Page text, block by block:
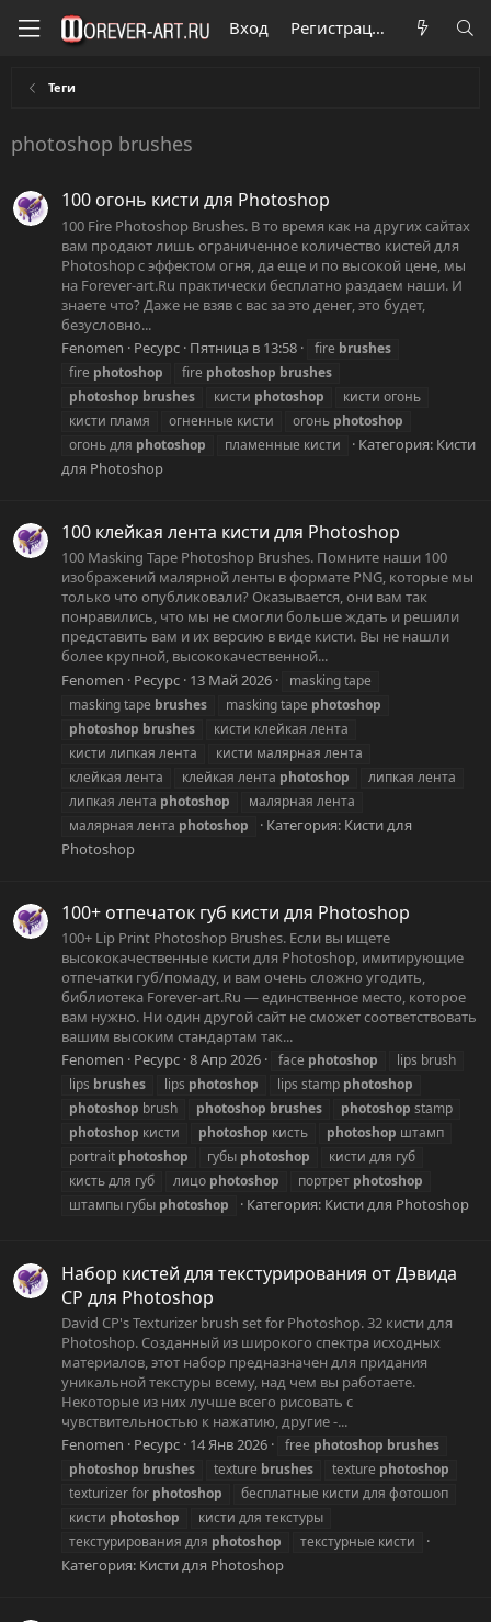
Вход Регистрация
Теги
photoshop brushes
100 огонь кисти для Photoshop
100 Fire Photoshop Brushes. В то время как на других сайтах
вам продают лишь ограниченное количество кистей для
Photoshop с эффектом огня, да еще и по высокой цене, мы
на Forever-art.Ru практически бесплатно раздаем наши. И
знаете что? Даже не взяв с вас за это денег, это будет,
безусловно...
Fenomen
Ресурс Пятница в 13:58 fire brushes
fire photoshop fire photoshop brushes
photoshop brushes кисти photoshop
кисти огонь
кисти пламя
огненные кисти огонь photoshop
огонь для photoshop пламенные кисти Категория: Кисти
для Photoshop
100 клейкая лента кисти для Photoshop
100 Masking Tape Photoshop Brushes. Помните наши 100
изображений малярной ленты в формате PNG, которые мы
только что опубликовали? Оказывается, они вам так
понравились, что мы не смогли больше ждать и решили
представить вам и их версию в виде кисти. Вы не нашли
более крупной, высококачественной...
Fenomen
Ресурс 13 Май 2026
masking tape
masking tape brushes masking tape photoshop
photoshop brushes
кисти клейкая лента
кисти липкая лента
кисти малярная лента
клейкая лента
клейкая лента photoshop
липкая лента
липкая лента photoshop
малярная лента
малярная лента photoshop Категория: Кисти для
Photoshop
100+ отпечаток губ кисти для Photoshop
100+ Lip Print Photoshop Brushes. Если вы ищете
высококачественные кисти для Photoshop, имитирующие
отпечатки губ/помаду, и вам очень сложно угодить,
библиотека Forever-art.Ru — единственное место, которое
вам нужно. Ни один другой сайт не сможет соответствовать
вашим высоким стандартам так...
Fenomen
Ресурс 8 Апр 2026 face photoshop
lips brush
lips brushes lips photoshop lips stamp photoshop
photoshop brush photoshop brushes photoshop stamp
photoshop кисти photoshop кисть photoshop штамп
portrait photoshop губы photoshop
кисти для губ
кисть для губ
лицо photoshop портрет photoshop
штампы губы photoshop Категория: Кисти для Photoshop
Набор кистей для текстурирования от Дэвида
CP для Photoshop
David CP's Texturizer brush set for Photoshop. 32 кисти для
Photoshop. Созданный из широкого спектра исходных
материалов, этот набор предназначен для придания
уникальной текстуры всему, над чем вы работаете.
Некоторые из них лучше всего рисовать с
чувствительностью к нажатию, другие -...
Fenomen
Ресурс 14 Янв 2026 free photoshop brushes
photoshop brushes texture brushes texture photoshop
texturizer for photoshop
бесплатные кисти для фотошоп
кисти photoshop
кисти для текстуры
текстурирования для photoshop текстурные кисти
Категория: Кисти для Photoshop